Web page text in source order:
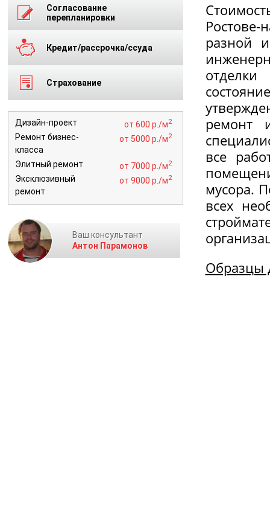
разной
ремонт
все
мусора.
всех
Образцы
Согласование
перепланировки
Кредит/рассрочка/ссуда
Страхование
Дизайн-проект от 600 р./м2
Ремонт бизнес-
класса
от 5000 р./м2
Элитный ремонт от 7000 р./м2
Эксклюзивный
ремонт
от 9000 р./м2
Ваш консультант
Антон Парамонов